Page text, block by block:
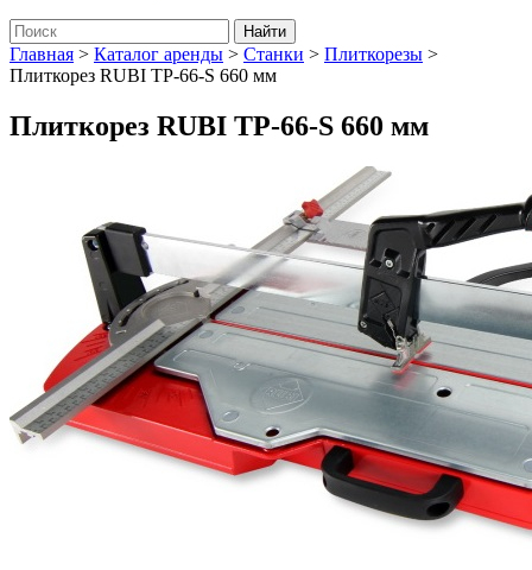
Главная > Каталог аренды > Станки > Плиткорезы >
Плиткорез RUBI TP-66-S 660 мм
Плиткорез RUBI TP-66-S 660 мм